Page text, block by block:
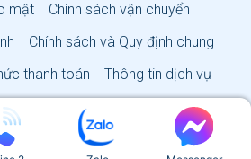
mật
Chính sách vận chuyển
Chính sách và Quy định chung
thanh toán
Thông tin dịch vụ
SUN CO., LTD 2026